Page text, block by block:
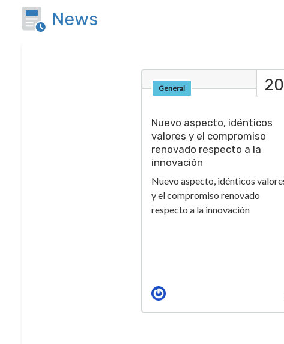
News
20
General
Nuevo aspecto, idénticos
valores y el compromiso
renovado respecto a la
innovación
Nuevo aspecto, idénticos
y el compromiso renovado
respecto a la innovación